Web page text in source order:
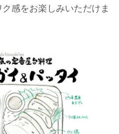
感をお楽しみいただけま